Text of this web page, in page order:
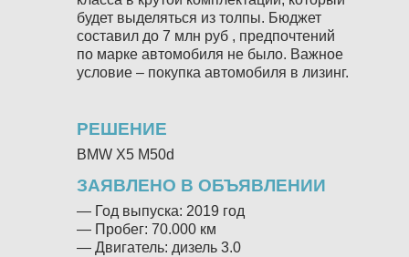
РЕШЕНИЕ
ЗАЯВЛЕНО В ОБЪЯВЛЕНИИ
будет выделяться из толпы. Бюджет
составил до 7 млн руб , предпочтений
по марке автомобиля не было. Важное
условие – покупка автомобиля в лизинг.
BMW X5 M50d
— Год выпуска: 2019 год
— Пробег: 70.000 км
— Двигатель: дизель 3.0